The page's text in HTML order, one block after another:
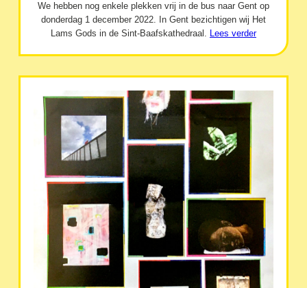
We hebben nog enkele plekken vrij in de bus naar Gent op
donderdag 1 december 2022. In Gent bezichtigen wij Het
Lams Gods in de Sint-Baafskathedraal. Lees verder